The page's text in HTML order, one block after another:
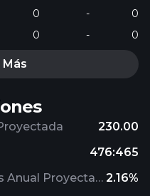
0 -
0
0 - 0
230.00
Rendimiento de Dividendos Anual Proyectado 2.16%
476:465